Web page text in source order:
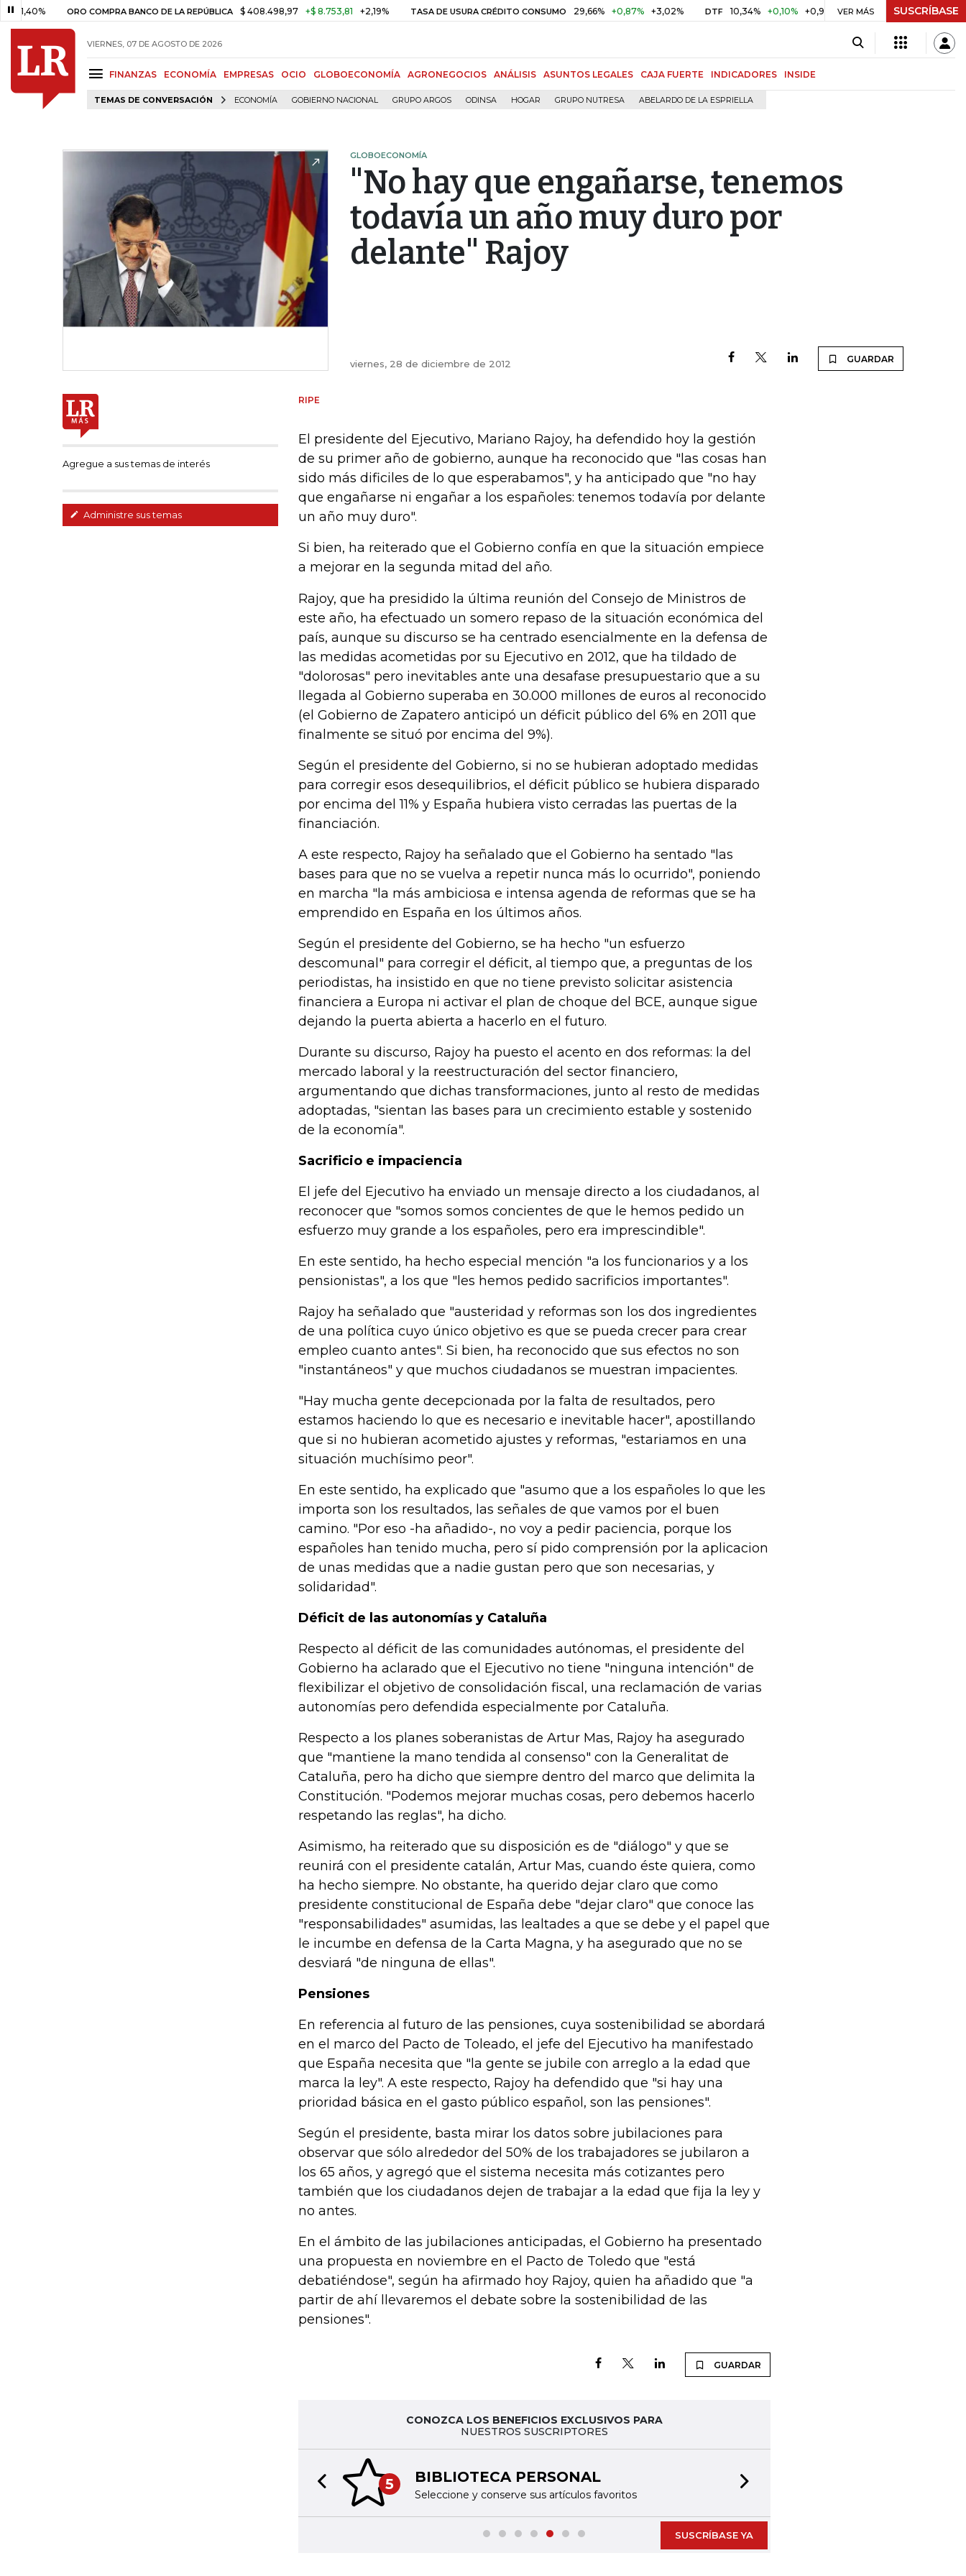
ORO COMPRA BANCO DE LA REPÚBLICA $ 408.498,97 +$ 8.753,81 +2,19% TASA DE USURA CRÉDITO CONSUMO 29,66% +0,87% +3,02% DTF 10,34% +0,10% +0,98% UVR $ 416,91 +$ 0,05 +0,01%
VER MÁS SUSCRÍBASE
VIERNES, 07 DE AGOSTO DE 2026
FINANZAS ECONOMÍA EMPRESAS OCIO GLOBOECONOMÍA AGRONEGOCIOS ANÁLISIS ASUNTOS LEGALES CAJA FUERTE INDICADORES INSIDE
TEMAS DE CONVERSACIÓN ECONOMÍA GOBIERNO NACIONAL GRUPO ARGOS ODINSA HOGAR GRUPO NUTRESA ABELARDO DE LA ESPRIELLA
GLOBOECONOMÍA
"No hay que engañarse, tenemos
todavía un año muy duro por
delante" Rajoy
viernes, 28 de diciembre de 2012 GUARDAR
Agregue a sus temas de interés
Administre sus temas
RIPE
El presidente del Ejecutivo, Mariano Rajoy, ha defendido hoy la gestión
de su primer año de gobierno, aunque ha reconocido que "las cosas han
sido más dificiles de lo que esperabamos", y ha anticipado que "no hay
que engañarse ni engañar a los españoles: tenemos todavía por delante
un año muy duro".
Si bien, ha reiterado que el Gobierno confía en que la situación empiece
a mejorar en la segunda mitad del año.
Rajoy, que ha presidido la última reunión del Consejo de Ministros de
este año, ha efectuado un somero repaso de la situación económica del
país, aunque su discurso se ha centrado esencialmente en la defensa de
las medidas acometidas por su Ejecutivo en 2012, que ha tildado de
"dolorosas" pero inevitables ante una desafase presupuestario que a su
llegada al Gobierno superaba en 30.000 millones de euros al reconocido
(el Gobierno de Zapatero anticipó un déficit público del 6% en 2011 que
finalmente se situó por encima del 9%).
Según el presidente del Gobierno, si no se hubieran adoptado medidas
para corregir esos desequilibrios, el déficit público se hubiera disparado
por encima del 11% y España hubiera visto cerradas las puertas de la
financiación.
A este respecto, Rajoy ha señalado que el Gobierno ha sentado "las
bases para que no se vuelva a repetir nunca más lo ocurrido", poniendo
en marcha "la más ambiciosa e intensa agenda de reformas que se ha
emprendido en España en los últimos años.
Según el presidente del Gobierno, se ha hecho "un esfuerzo
descomunal" para corregir el déficit, al tiempo que, a preguntas de los
periodistas, ha insistido en que no tiene previsto solicitar asistencia
financiera a Europa ni activar el plan de choque del BCE, aunque sigue
dejando la puerta abierta a hacerlo en el futuro.
Durante su discurso, Rajoy ha puesto el acento en dos reformas: la del
mercado laboral y la reestructuración del sector financiero,
argumentando que dichas transformaciones, junto al resto de medidas
adoptadas, "sientan las bases para un crecimiento estable y sostenido
de la economía".
Sacrificio e impaciencia
El jefe del Ejecutivo ha enviado un mensaje directo a los ciudadanos, al
reconocer que "somos somos concientes de que le hemos pedido un
esfuerzo muy grande a los españoles, pero era imprescindible".
En este sentido, ha hecho especial mención "a los funcionarios y a los
pensionistas", a los que "les hemos pedido sacrificios importantes".
Rajoy ha señalado que "austeridad y reformas son los dos ingredientes
de una política cuyo único objetivo es que se pueda crecer para crear
empleo cuanto antes". Si bien, ha reconocido que sus efectos no son
"instantáneos" y que muchos ciudadanos se muestran impacientes.
"Hay mucha gente decepcionada por la falta de resultados, pero
estamos haciendo lo que es necesario e inevitable hacer", apostillando
que si no hubieran acometido ajustes y reformas, "estariamos en una
situación muchísimo peor".
En este sentido, ha explicado que "asumo que a los españoles lo que les
importa son los resultados, las señales de que vamos por el buen
camino. "Por eso -ha añadido-, no voy a pedir paciencia, porque los
españoles han tenido mucha, pero sí pido comprensión por la aplicacion
de unas medidas que a nadie gustan pero que son necesarias, y
solidaridad".
Déficit de las autonomías y Cataluña
Respecto al déficit de las comunidades autónomas, el presidente del
Gobierno ha aclarado que el Ejecutivo no tiene "ninguna intención" de
flexibilizar el objetivo de consolidación fiscal, una reclamación de varias
autonomías pero defendida especialmente por Cataluña.
Respecto a los planes soberanistas de Artur Mas, Rajoy ha asegurado
que "mantiene la mano tendida al consenso" con la Generalitat de
Cataluña, pero ha dicho que siempre dentro del marco que delimita la
Constitución. "Podemos mejorar muchas cosas, pero debemos hacerlo
respetando las reglas", ha dicho.
Asimismo, ha reiterado que su disposición es de "diálogo" y que se
reunirá con el presidente catalán, Artur Mas, cuando éste quiera, como
ha hecho siempre. No obstante, ha querido dejar claro que como
presidente constitucional de España debe "dejar claro" que conoce las
"responsabilidades" asumidas, las lealtades a que se debe y el papel que
le incumbe en defensa de la Carta Magna, y ha asegurado que no se
desviará "de ninguna de ellas".
Pensiones
En referencia al futuro de las pensiones, cuya sostenibilidad se abordará
en el marco del Pacto de Toleado, el jefe del Ejecutivo ha manifestado
que España necesita que "la gente se jubile con arreglo a la edad que
marca la ley". A este respecto, Rajoy ha defendido que "si hay una
prioridad básica en el gasto público español, son las pensiones".
Según el presidente, basta mirar los datos sobre jubilaciones para
observar que sólo alrededor del 50% de los trabajadores se jubilaron a
los 65 años, y agregó que el sistema necesita más cotizantes pero
también que los ciudadanos dejen de trabajar a la edad que fija la ley y
no antes.
En el ámbito de las jubilaciones anticipadas, el Gobierno ha presentado
una propuesta en noviembre en el Pacto de Toledo que "está
debatiéndose", según ha afirmado hoy Rajoy, quien ha añadido que "a
partir de ahí llevaremos el debate sobre la sostenibilidad de las
pensiones".
GUARDAR
CONOZCA LOS BENEFICIOS EXCLUSIVOS PARA
NUESTROS SUSCRIPTORES
5 BIBLIOTECA PERSONAL
Seleccione y conserve sus artículos favoritos
Previous slide
SUSCRÍBASE YA